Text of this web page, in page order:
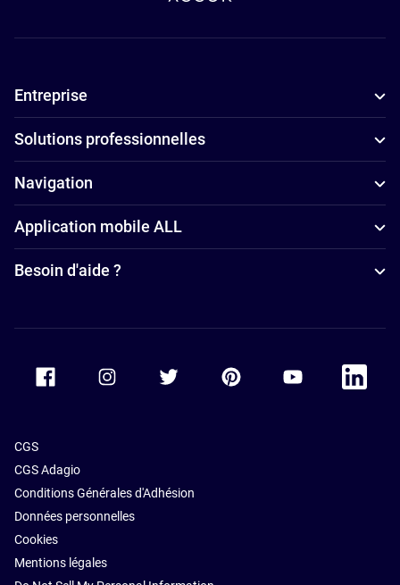
familles à
Hôtels avec
spa à
Jakarta
Hôtels avec
parking à
Jakarta
Hôtels
Hôtels
4 étoiles à
Entreprise
Solutions professionnelles
Navigation
Application mobile ALL
Besoin d'aide ?
Accor Facebook Accor TwitterAccor PinterestAccor Youtube
Accor
CGS
CGS Adagio
Conditions Générales d'Adhésion
Données personnelles
Cookies
Mentions légales